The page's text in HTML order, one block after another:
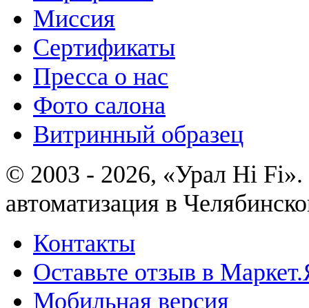
Миссия
Сертификаты
Пресса о нас
Фото салона
Витринный образец
© 2003 - 2026, «Урал Hi
автоматизация в
Контакты
Оставьте отзыв в
Мобильная версия